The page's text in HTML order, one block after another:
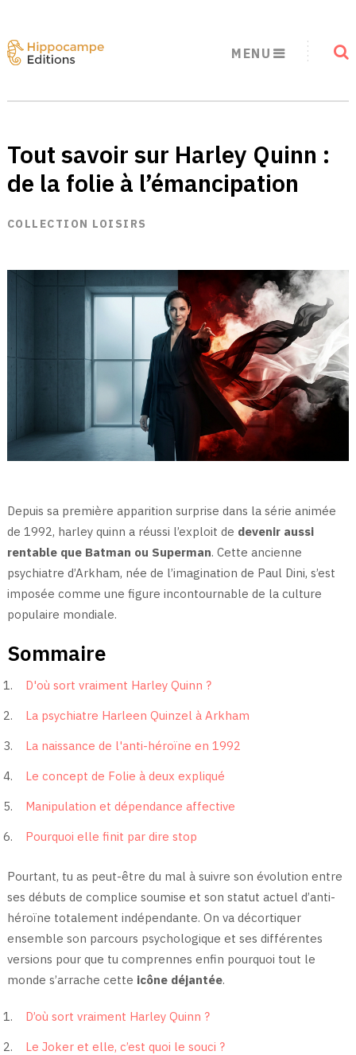
MENU
Tout savoir sur Harley Quinn :
de la folie à l’émancipation
COLLECTION LOISIRS
Depuis sa première apparition surprise dans la série animée
de 1992, harley quinn a réussi l’exploit de devenir aussi
rentable que Batman ou Superman. Cette ancienne
psychiatre d’Arkham, née de l’imagination de Paul Dini, s’est
imposée comme une figure incontournable de la culture
populaire mondiale.
Sommaire
D'où sort vraiment Harley Quinn ?
La psychiatre Harleen Quinzel à Arkham
La naissance de l'anti-héroïne en 1992
Le concept de Folie à deux expliqué
Manipulation et dépendance affective
Pourquoi elle finit par dire stop
Pourtant, tu as peut-être du mal à suivre son évolution entre
ses débuts de complice soumise et son statut actuel d’anti-
héroïne totalement indépendante. On va décortiquer
ensemble son parcours psychologique et ses différentes
versions pour que tu comprennes enfin pourquoi tout le
monde s’arrache cette icône déjantée.
D’où sort vraiment Harley Quinn ?
Le Joker et elle, c’est quoi le souci ?